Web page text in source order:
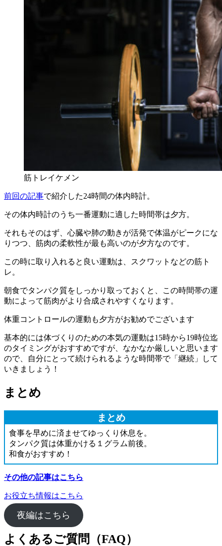
筋トレイケメン
前回の記事で紹介した24時間の体内時計。
その体内時計のうち一番運動に適した時間帯は夕方。
それもそのはず、心臓や肺の動きが活発で体温がピークにな
りつつ、筋肉の柔軟性が最も高いのが夕方なのです。
この時に取り入れると良い運動は、スクワットなどの筋ト
レ。
朝食でタンパク質をしっかり取っておくと、この時間帯の運
動によって筋肉がより合成されやすくなります。
体重コントロールの運動も夕方がお勧めでございます
基本的には体づくりのための本気の運動は15時から19時位迄
のタイミングがおすすめですが、なかなか厳しいと思います
ので、自分にとって続けられるような時間帯で「継続」して
いきましょう！
まとめ
まとめ
食事を早めに済ませてゆっくり休息を。
タンパク質は体重かける１グラム前後。
和食がおすすめ！
その他の記事はこちら
お役立ち情報はこちら
夜編はこちら
よくあるご質問（FAQ）